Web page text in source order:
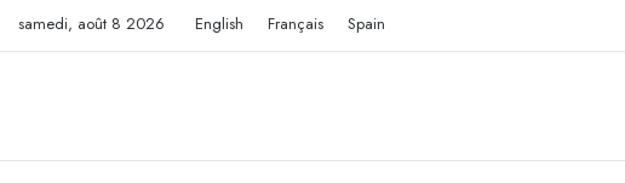
samedi, août 8 2026 English Français Spain